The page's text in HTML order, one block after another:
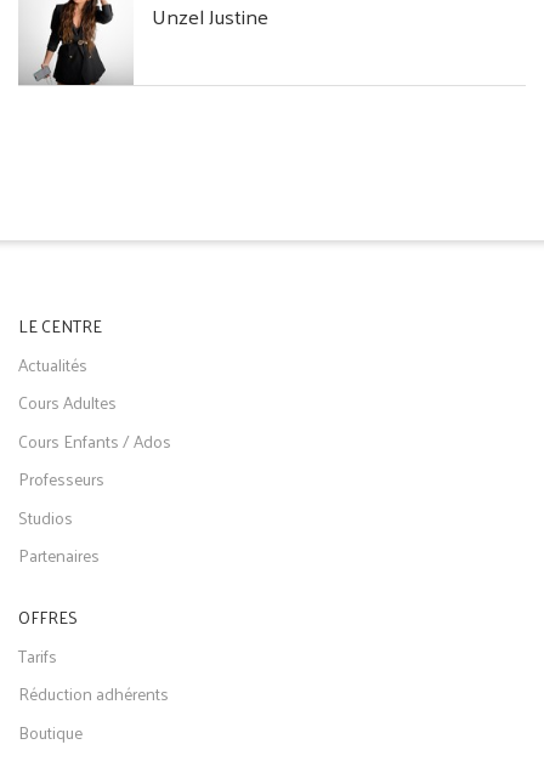
Unzel Justine
LE CENTRE
Actualités
Cours Adultes
Cours Enfants / Ados
Professeurs
Studios
Partenaires
OFFRES
Tarifs
Réduction adhérents
Boutique